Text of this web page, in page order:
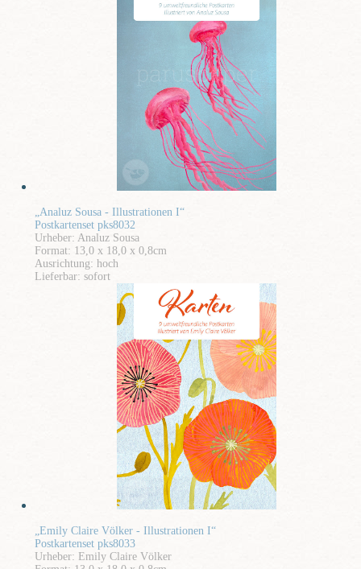
„Analuz Sousa - Illustrationen I“
Postkartenset pks8032
Urheber: Analuz Sousa
Format: 13,0 x 18,0 x 0,8cm
Ausrichtung: hoch
Lieferbar: sofort
„Emily Claire Völker - Illustrationen I“
Postkartenset pks8033
Urheber: Emily Claire Völker